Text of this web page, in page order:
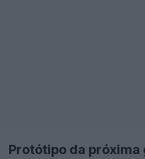
Protótipo da próxima